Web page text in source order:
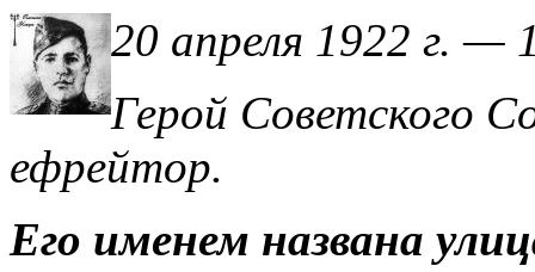
20 апреля 1922 г. —
Герой Советского
ефрейтор.
Его именем названа